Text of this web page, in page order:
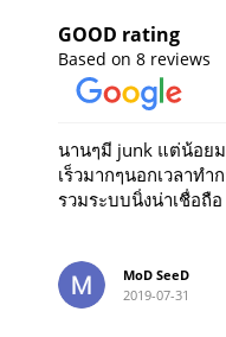
GOOD rating
Based on 8 reviews
นานๆมี junk แต่น้อยม
เร็วมากๆนอกเวลาท
รวมระบบนิ่งน่าเชื่อถื
MoD SeeD
2019-07-31